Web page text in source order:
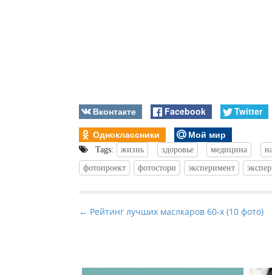
Вконтакте Facebook
Twitter
Одноклассники
Мой мир
Tags: жизнь здоровье медицина
фотопроект
фотостори эксперимент
P
← Рейтинг лучших маслкаров 60-х (10 фото)